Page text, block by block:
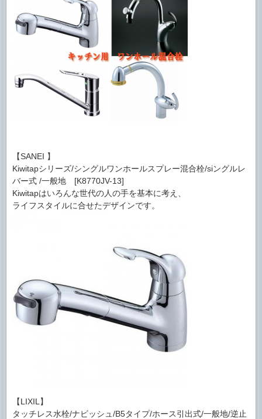
【SANEI 】
Kiwitapシリーズ/シングルワンホールスプレー混合栓/siングルレ
バー式 /一般地 [K8770JV-13]
Kiwitapはいろんな世代の人の手を基本に考え、
ライフスタイルに合せたデザインです。
【LIXIL】
タッチレス水栓/ナビッシュ/B5タイプ/ホース引出式/一般地/逆止